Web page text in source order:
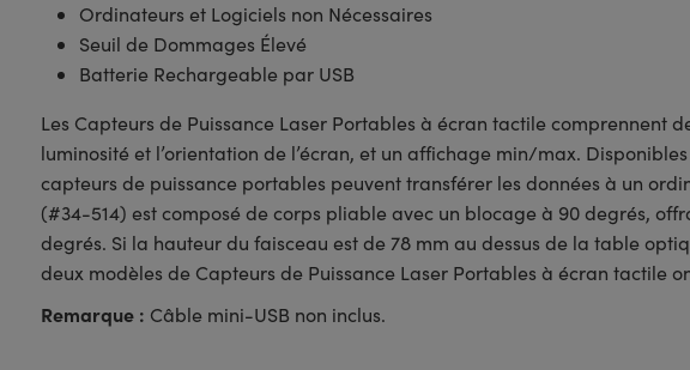
Ordinateurs et Logiciels non Nécessaires
Seuil de Dommages Élevé
Batterie Rechargeable par USB
Les Capteurs de Puissance Laser Portables à écran tactile comprennent
luminosité et l’orientation de l’écran, et un affichage min/max.
capteurs de puissance portables peuvent transférer les données à un
(#34-514) est composé de corps pliable avec un blocage à 90 degrés,
degrés. Si la hauteur du faisceau est de 78 mm au dessus de la table
deux modèles de Capteurs de Puissance Laser Portables à écran
Remarque : Câble mini-USB non inclus.